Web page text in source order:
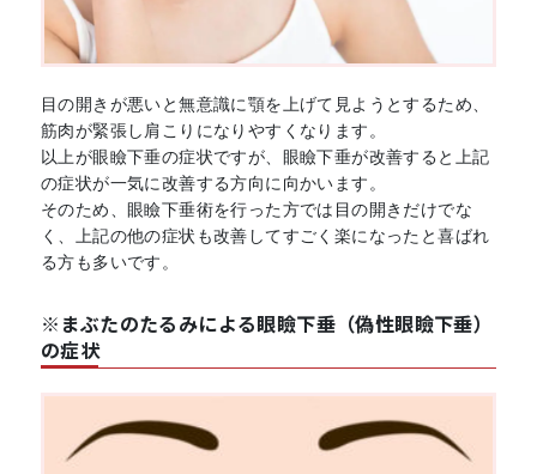
目の開きが悪いと無意識に顎を上げて見ようとするため、
筋肉が緊張し肩こりになりやすくなります。
以上が眼瞼下垂の症状ですが、眼瞼下垂が改善すると上記
の症状が一気に改善する方向に向かいます。
そのため、眼瞼下垂術を行った方では目の開きだけでな
く、上記の他の症状も改善してすごく楽になったと喜ばれ
る方も多いです。
※まぶたのたるみによる眼瞼下垂（偽性眼瞼下垂）
の症状